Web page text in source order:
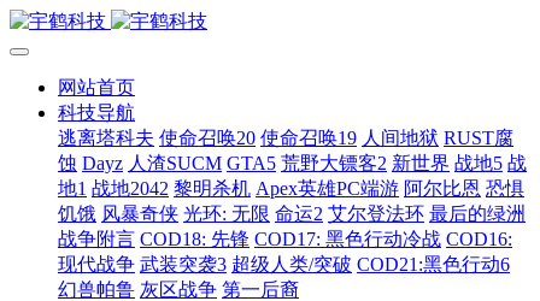
网站首页
科技导航
逃离塔科夫 使命召唤20 使命召唤19 人间地狱 RUST腐
蚀 Dayz 人渣SUCM GTA5 荒野大镖客2 新世界 战地5 战
地1 战地2042 黎明杀机 Apex英雄PC端游 阿尔比恩 恐惧
饥饿 风暴奇侠 光环: 无限 命运2 艾尔登法环 最后的绿洲
战争附言 COD18: 先锋 COD17: 黑色行动冷战 COD16:
现代战争 武装突袭3 超级人类/突破 COD21:黑色行动6
幻兽帕鲁 灰区战争 第一后裔